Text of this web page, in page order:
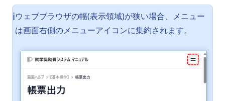
ℹ️ウェブブラウザの幅(表示領域)が狭い場合、メニュー
は画面右側のメニューアイコンに集約されます。